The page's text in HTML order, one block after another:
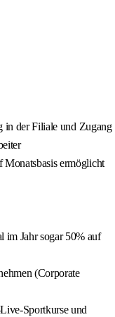
in der Filiale und Zugang
Monatsbasis ermöglicht
im Jahr sogar 50% auf
(Corporate
Sportkurse und